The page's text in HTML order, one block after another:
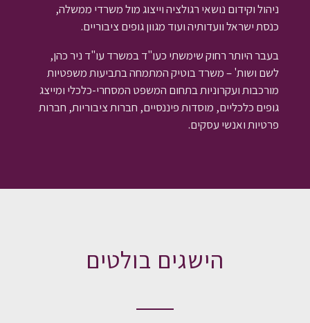
ניהול וקידום נושאי רגולציה וייצוג מול משרדי ממשלה,
כנסת ישראל וועדותיה ועוד מגוון גופים ציבוריים.
בעבר היותר רחוק שימשתי כעו"ד במשרד עו"ד ניר כהן,
לשם ושות' – משרד בוטיק המתמחה בתביעות משפטיות
מורכבות ועקרוניות בתחום המשפט המסחרי-כלכלי ומייצג
גופים כלכליים, מוסדות פיננסיים, חברות ציבוריות, חברות
פרטיות ואנשי עסקים.
הישגים בולטים